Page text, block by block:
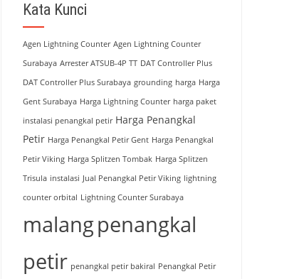
Kata Kunci
Agen Lightning Counter Agen Lightning Counter
Surabaya Arrester ATSUB-4P TT DAT Controller Plus
DAT Controller Plus Surabaya grounding harga Harga
Gent Surabaya Harga Lightning Counter harga paket
instalasi penangkal petir Harga Penangkal
Petir Harga Penangkal Petir Gent Harga Penangkal
Petir Viking Harga Splitzen Tombak Harga Splitzen
Trisula instalasi Jual Penangkal Petir Viking lightning
counter orbital Lightning Counter Surabaya
malangpenangkal
petir penangkal petir bakiral Penangkal Petir